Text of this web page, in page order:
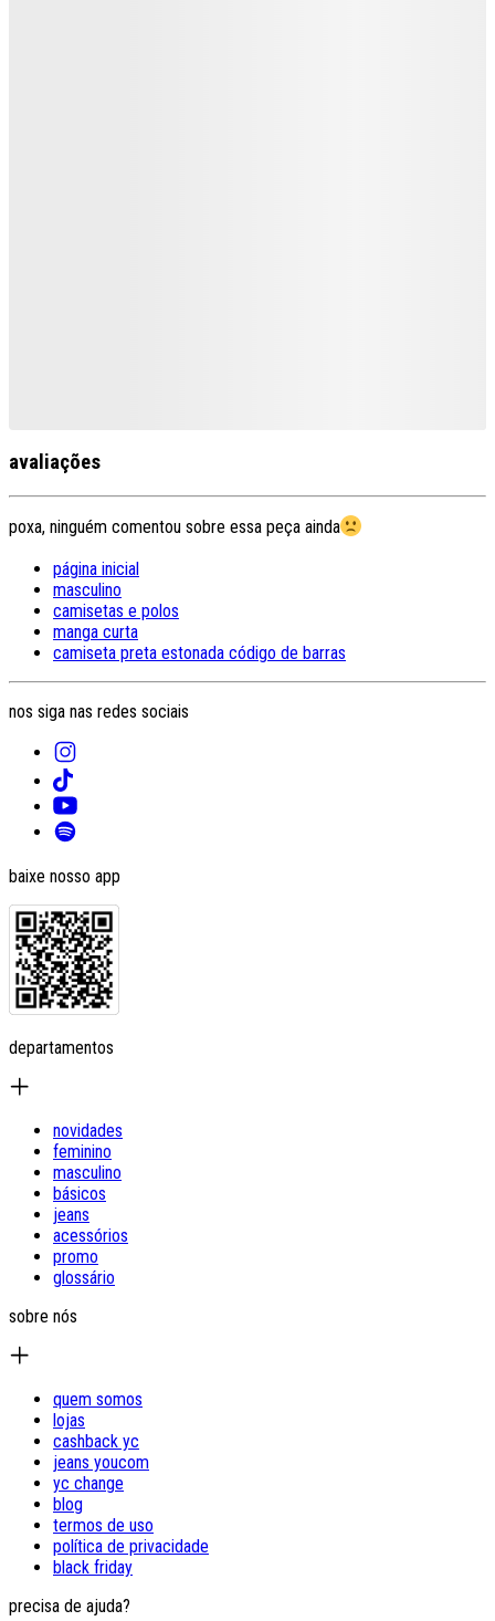
avaliações
poxa, ninguém comentou sobre essa peça ainda
página inicial
masculino
camisetas e polos
manga curta
camiseta preta estonada código de barras
nos siga nas redes sociais
baixe nosso app
departamentos
novidades
feminino
masculino
básicos
jeans
acessórios
promo
glossário
sobre nós
quem somos
lojas
cashback yc
jeans youcom
yc change
blog
termos de uso
política de privacidade
black friday
precisa de ajuda?